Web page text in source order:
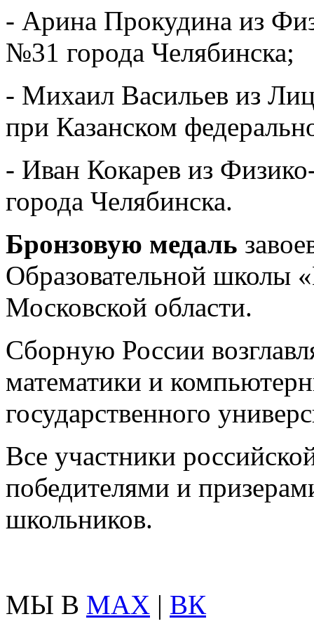
- Арина Прокудина из
№31 города Челябинска;
- Михаил Васильев из
при Казанском
- Иван Кокарев из
города Челябинска.
Бронзовую медаль
Образовательной школы
Московской области.
Сборную России
математики и
государственного
Все участники
победителями и
школьников.
МЫ В MAX | ВК